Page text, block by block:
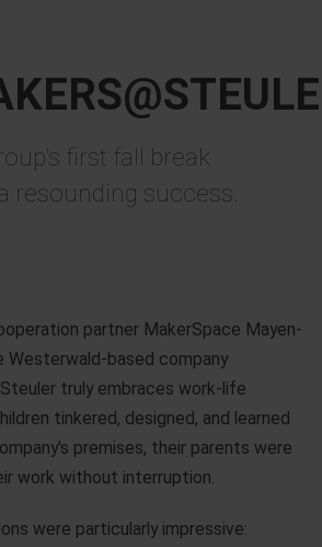
first fall break
resounding success.
partner MakerSpace Mayen-
Westerwald-based company
truly embraces work-life
tinkered, designed, and learned
premises, their parents were
work without interruption.
were particularly impressive: